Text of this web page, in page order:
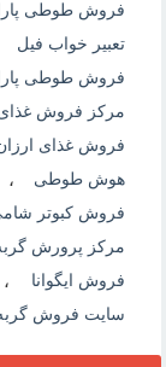
فروش طوطی
تعبیر خواب فیل
فروش طوطی
مرکز فروش
فروش غذای ارزان
هوش طوطی ،
فروش کبوتر
مرکز پرورش گربه
فروش ایگوانا ،
سایت فروش گربه